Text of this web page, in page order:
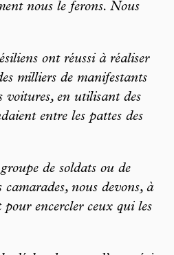
nous le ferons. Nous
ont réussi à réaliser
milliers de manifestants
voitures, en utilisant des
entre les pattes des
de soldats ou de
nous devons, à
encercler ceux qui les